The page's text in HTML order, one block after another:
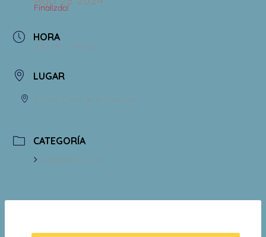
Finalizdo!
HORA
2:30 pm - 4:00 pm
LUGAR
Museo Casa de la Memoria
CATEGORÍA
Agenda cultural